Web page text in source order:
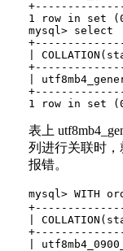
1 row in set
mysql> select
|
|
表上
列进行关联时，
报错。
mysql> WITH
|
|